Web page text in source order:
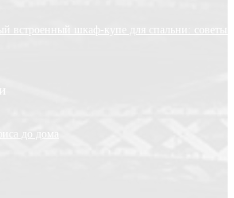
встроенный шкаф-купе для спальни: советы
до дома